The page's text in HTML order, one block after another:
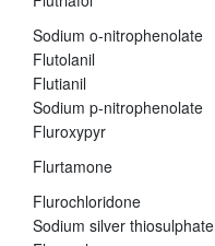
Sodium o-nitrophenolate
Flutolanil
Flutianil
Sodium p-nitrophenolate
Fluroxypyr
Flurtamone
Flurochloridone
Sodium silver thiosulphate